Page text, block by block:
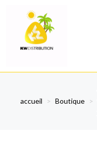
accueil > Boutique >